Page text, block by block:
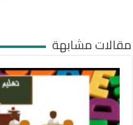
مقالات مشابهة